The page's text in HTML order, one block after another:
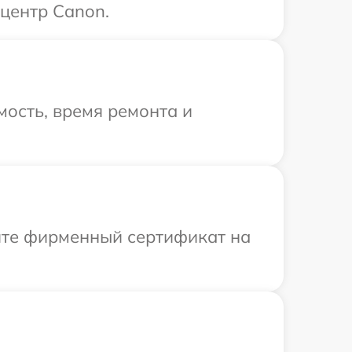
Canon.
время ремонта и
фирменный сертификат на